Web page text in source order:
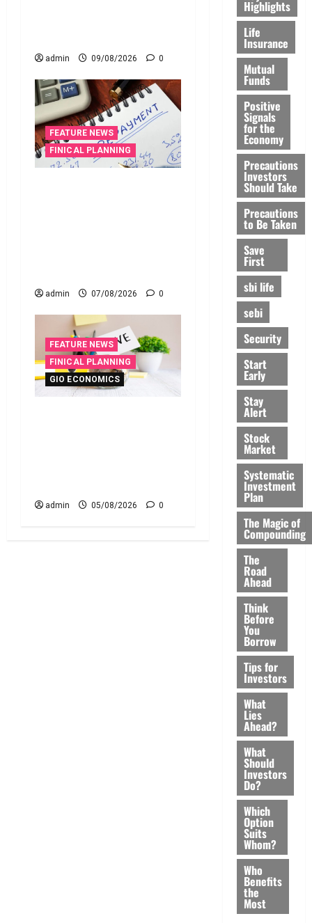
admin 09/08/2026 0
FEATURE NEWS
FINICAL PLANNING
admin 07/08/2026 0
FEATURE NEWS
FINICAL PLANNING
GIO ECONOMICS
admin 05/08/2026 0
Highlights
Life
Insurance
Mutual
Funds
Positive
Signals
for the
Economy
Precautions
Investors
Should Take
Precautions
to Be Taken
Save
First
sbi life
sebi
Security
Start
Early
Stay
Alert
Stock
Market
Systematic
Investment
Plan
The Magic of
Compounding
The
Road
Ahead
Think
Before
You
Borrow
Tips for
Investors
What
Lies
Ahead?
What
Should
Investors
Do?
Which
Option
Suits
Whom?
Who
Benefits
the
Most